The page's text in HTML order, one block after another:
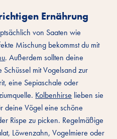
Ernährung
von Saaten wie
Mischung bekommst du mit
. Außerdem sollten deine
mit Vogelsand zur
eine Sepiaschale oder
Kolbenhirse lieben sie
deine Vögel eine schöne
Rispe zu picken. Regelmäßige
Löwenzahn, Vogelmiere oder